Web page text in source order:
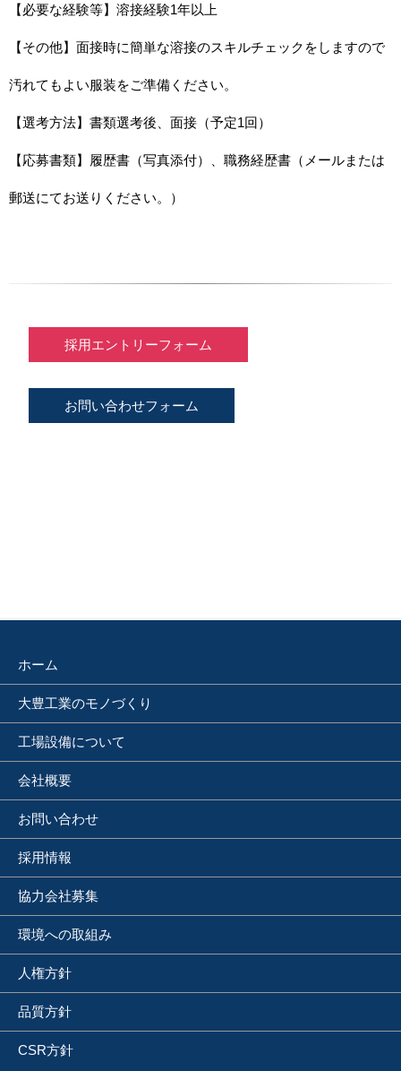
【必要な経験等】溶接経験1年以上
【その他】面接時に簡単な溶接のスキルチェックをしますので
汚れてもよい服装をご準備ください。
【選考方法】書類選考後、面接（予定1回）
【応募書類】履歴書（写真添付）、職務経歴書（メールまたは
郵送にてお送りください。）
採用エントリーフォーム
お問い合わせフォーム
ホーム
大豊工業のモノづくり
工場設備について
会社概要
お問い合わせ
採用情報
協力会社募集
環境への取組み
人権方針
品質方針
CSR方針